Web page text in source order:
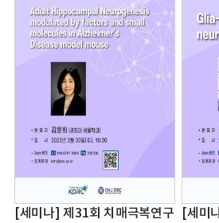
[세미나] 제31회 치매극복연구
[세미